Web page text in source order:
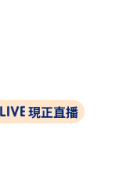
現正直播